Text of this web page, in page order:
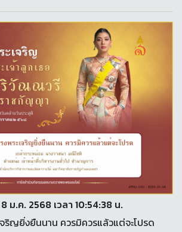
ม.ค. 2568 เวลา 10:54:38 น.
ริญยิ่งยืนนาน ควรมิควรแล้วแต่จะโปรด